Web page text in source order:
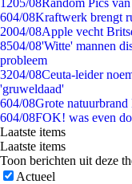
1205/08Random Pics
604/08Kraftwerk brengt
2004/08Apple vecht
8504/08'Witte' mannen
probleem
3204/08Ceuta-leider
'gruweldaad'
604/08Grote natuurbrand
604/08FOK! was even
Laatste items
Laatste items
Toon berichten uit deze
Actueel